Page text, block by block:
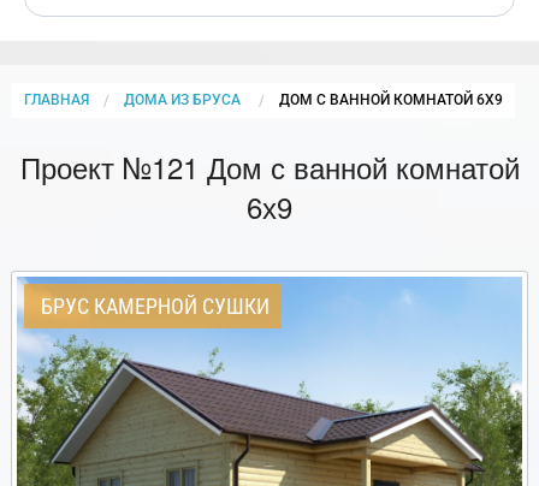
ГЛАВНАЯ ДОМА ИЗ БРУСА CURRENT:
ДОМ С ВАННОЙ КОМНАТОЙ 6Х9
Проект №121 Дом с ванной комнатой
6х9
БРУС КАМЕРНОЙ СУШКИ